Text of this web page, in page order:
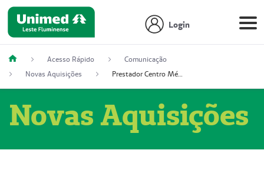
Login
Acesso Rápido
Comunicação
Novas Aquisições
Prestador Centro Médico Vitória Ltda, 51004350-4: Centro Médico Vitória Ltda (Nome Fantasia: Policlínica Master)
Novas Aquisições